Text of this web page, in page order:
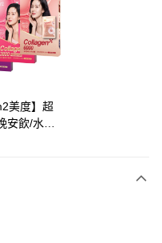
可立即使用無須另外申請。
繳款截止日，確認付款後即完
的支付方式。 讓您購物簡單
美度】超
安飲/水光
入/任選1